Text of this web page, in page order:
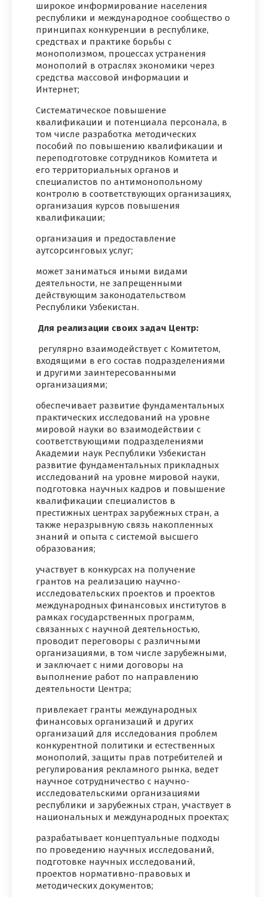
широкое информирование населения
республики и международное сообщество о
принципах конкуренции в республике,
средствах и практике борьбы с
монополизмом, процессах устранения
монополий в отраслях экономики через
средства массовой информации и
Интернет;
Систематическое повышение
квалификации и потенциала персонала, в
том числе разработка методических
пособий по повышению квалификации и
переподготовке сотрудников Комитета и
его территориальных органов и
специалистов по антимонопольному
контролю в соответствующих организациях,
организация курсов повышения
квалификации;
организация и предоставление
аутсорсинговых услуг;
может заниматься иными видами
деятельности, не запрещенными
действующим законодательством
Республики Узбекистан.
Для реализации своих задач Центр:
регулярно взаимодействует с Комитетом,
входящими в его состав подразделениями
и другими заинтересованными
организациями;
обеспечивает развитие фундаментальных
практических исследований на уровне
мировой науки во взаимодействии с
соответствующими подразделениями
Академии наук Республики Узбекистан
развитие фундаментальных прикладных
исследований на уровне мировой науки,
подготовка научных кадров и повышение
квалификации специалистов в
престижных центрах зарубежных стран, а
также неразрывную связь накопленных
знаний и опыта с системой высшего
образования;
участвует в конкурсах на получение
грантов на реализацию научно-
исследовательских проектов и проектов
международных финансовых институтов в
рамках государственных программ,
связанных с научной деятельностью,
проводит переговоры с различными
организациями, в том числе зарубежными,
и заключает с ними договоры на
выполнение работ по направлению
деятельности Центра;
привлекает гранты международных
финансовых организаций и других
организаций для исследования проблем
конкурентной политики и естественных
монополий, защиты прав потребителей и
регулирования рекламного рынка, ведет
научное сотрудничество с научно-
исследовательскими организациями
республики и зарубежных стран, участвует в
национальных и международных проектах;
разрабатывает концептуальные подходы
по проведению научных исследований,
подготовке научных исследований,
проектов нормативно-правовых и
методических документов;